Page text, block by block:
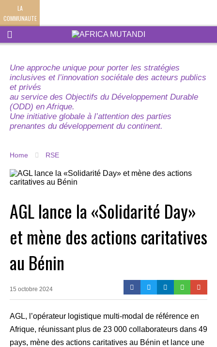
LA
COMMUNAUTE
Une approche unique pour porter les stratégies
inclusives et l’innovation sociétale des acteurs publics
et privés
au service des Objectifs du Développement Durable
(ODD) en Afrique.
Une initiative globale à l’attention des parties
prenantes du développement du continent.
Home RSE
AGL lance la «Solidarité Day»
et mène des actions caritatives
au Bénin
15 octobre 2024
AGL, l’opérateur logistique multi-modal de référence en
Afrique, réunissant plus de 23 000 collaborateurs dans 49
pays, mène des actions caritatives au Bénin et lance une